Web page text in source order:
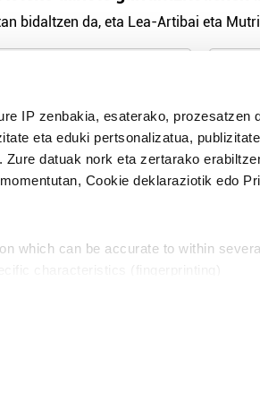
IP zenbakia, esaterako, prozesatzen
eta eduki pertsonalizatua,
datuak nork eta zertarako
Cookie deklaraziotik edo
which can be accurate to within
bidaltzen da, eta Lea-Artibai eta
modu librean kontatzea da